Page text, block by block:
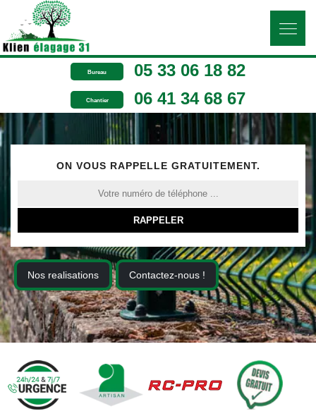
Bureau 05 33 06 18 82
Chantier 06 41 34 68 67
ON VOUS RAPPELLE GRATUITEMENT.
Nos realisations Contactez-nous !